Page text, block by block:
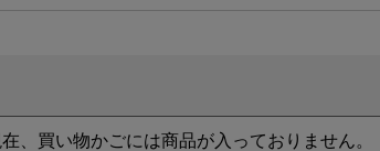
、買い物かごには商品が入っておりません。